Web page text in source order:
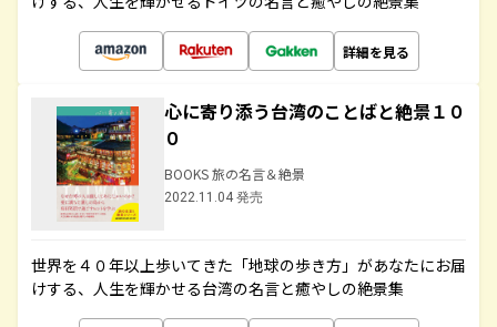
詳細を見る
心に寄り添う台湾のことばと絶景１０
０
BOOKS 旅の名言＆絶景
2022.11.04 発売
世界を４０年以上歩いてきた「地球の歩き方」があなたにお届
けする、人生を輝かせる台湾の名言と癒やしの絶景集